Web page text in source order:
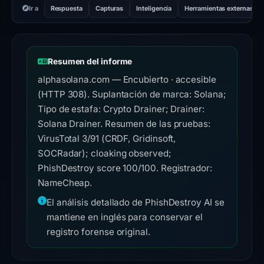
Ir a Respuesta Capturas Inteligencia Herramientas externas
Resumen del informe
alphasolana.com — Encubierto · accesible
(HTTP 308). Suplantación de marca: Solana;
Tipo de estafa: Crypto Drainer; Drainer:
Solana Drainer. Resumen de las pruebas:
VirusTotal 3/91 (CRDF, Gridinsoft,
SOCRadar); cloaking observed;
PhishDestroy score 100/100. Registrador:
NameCheap.
El análisis detallado de PhishDestroy AI se
mantiene en inglés para conservar el
registro forense original.